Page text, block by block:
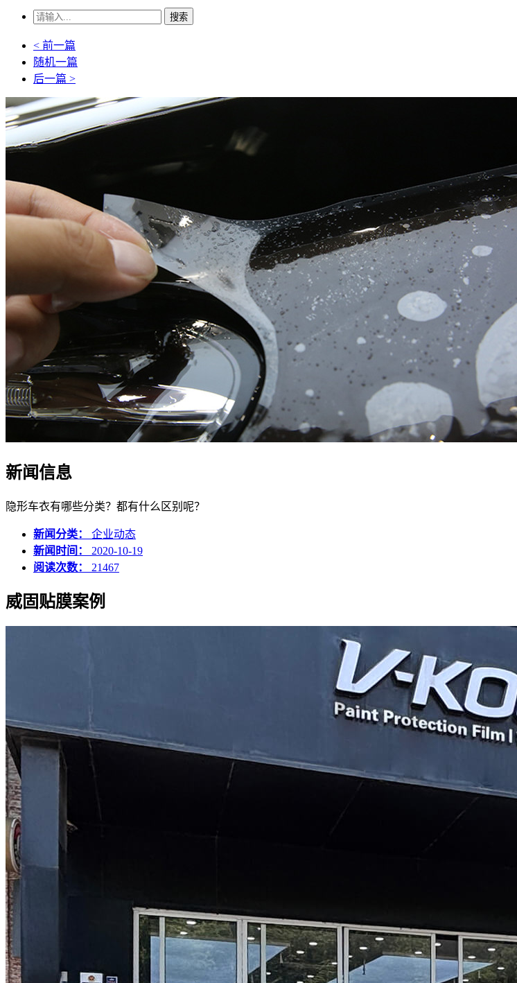
搜索
< 前一篇
随机一篇
后一篇 >
新闻信息
隐形车衣有哪些分类？都有什么区别呢？
新闻分类： 企业动态
新闻时间： 2020-10-19
阅读次数： 21467
威固贴膜案例